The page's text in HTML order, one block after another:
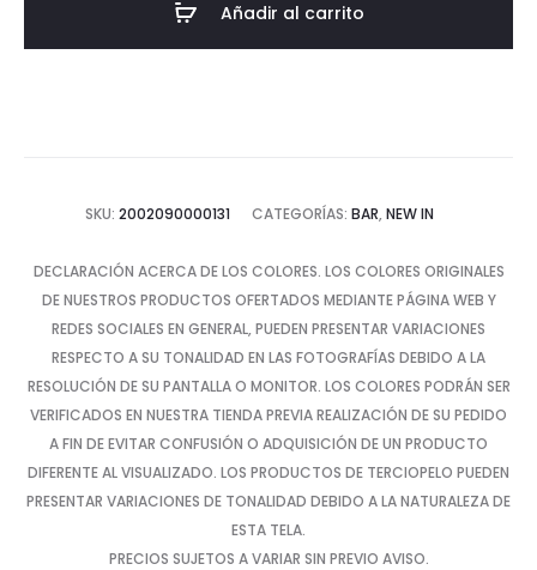
Añadir al carrito
SKU: 2002090000131 CATEGORÍAS: BAR, NEW IN
DECLARACIÓN ACERCA DE LOS COLORES. LOS COLORES ORIGINALES
DE NUESTROS PRODUCTOS OFERTADOS MEDIANTE PÁGINA WEB Y
REDES SOCIALES EN GENERAL, PUEDEN PRESENTAR VARIACIONES
RESPECTO A SU TONALIDAD EN LAS FOTOGRAFÍAS DEBIDO A LA
RESOLUCIÓN DE SU PANTALLA O MONITOR. LOS COLORES PODRÁN SER
VERIFICADOS EN NUESTRA TIENDA PREVIA REALIZACIÓN DE SU PEDIDO
A FIN DE EVITAR CONFUSIÓN O ADQUISICIÓN DE UN PRODUCTO
DIFERENTE AL VISUALIZADO. LOS PRODUCTOS DE TERCIOPELO PUEDEN
PRESENTAR VARIACIONES DE TONALIDAD DEBIDO A LA NATURALEZA DE
ESTA TELA.
PRECIOS SUJETOS A VARIAR SIN PREVIO AVISO.